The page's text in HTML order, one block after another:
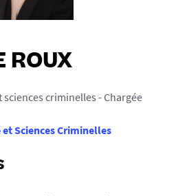
ROUX
criminelles - Chargée
Sciences Criminelles